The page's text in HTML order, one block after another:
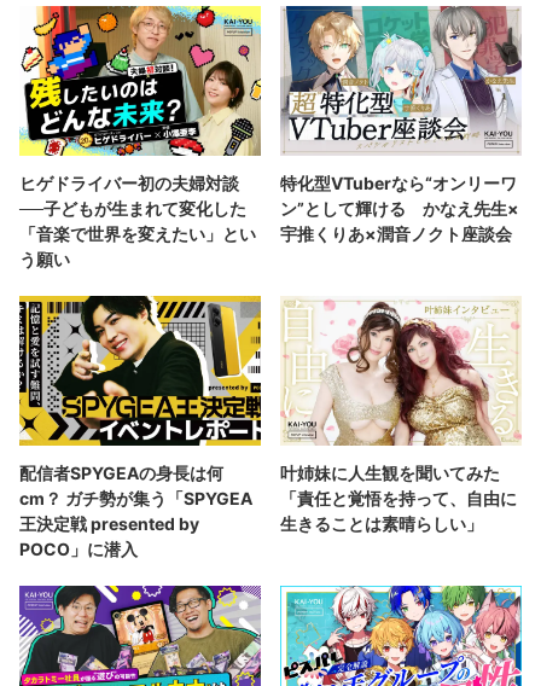
ヒゲドライバー初の夫婦対談
──子どもが生まれて変化した
「音楽で世界を変えたい」とい
う願い
特化型VTuberなら“オンリーワ
ン”として輝ける かなえ先生×
宇推くりあ×潤音ノクト座談会
配信者SPYGEAの身長は何
cm？ ガチ勢が集う「SPYGEA
王決定戦 presented by
POCO」に潜入
叶姉妹に人生観を聞いてみた
「責任と覚悟を持って、自由に
生きることは素晴らしい」